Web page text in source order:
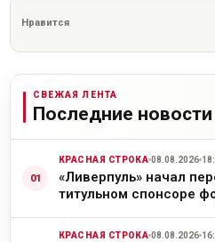
Нравится
СВЕЖАЯ ЛЕНТА
Последние новости
КРАСНАЯ СТРОКА 08.08.2026
«Ливерпуль» начал
титульном спонсоре
КРАСНАЯ СТРОКА 08.08.2026